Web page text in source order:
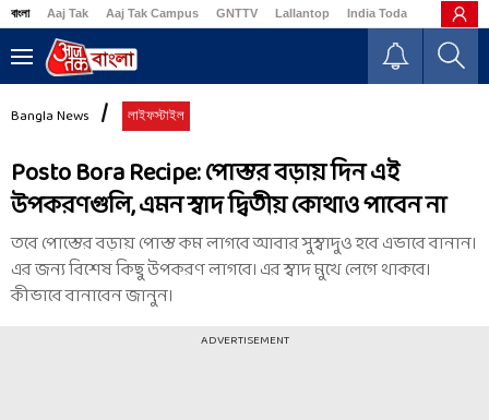
বাংলা Aaj Tak Aaj Tak Campus GNTTV Lallantop India Today Business
Bangla News লাইফস্টাইল
Posto Bora Recipe: পোস্তর বড়ায় দিন এই
উপকরণগুলি, এমন স্বাদ দ্বিতীয় কোথাও পাবেন না
তবে পোস্তের বড়ায় পোস্ত কম লাগবে আবার সুস্বাদুও হবে এভাবে বানান।
এর জন্য বিশেষ কিছু উপকরণ লাগবে। এর স্বাদ মুখে লেগে থাকবে।
কীভাবে বানাবেন জানুন।
ADVERTISEMENT